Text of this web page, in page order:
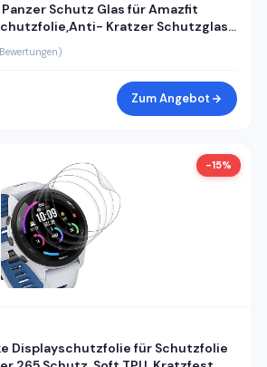
Schutz Glas für Amazfit
Kratzer Schutzglas
Balance 46 mm
ID Kompatibel
Zum Angebot
-15%
Displayschutzfolie für Schutzfolie